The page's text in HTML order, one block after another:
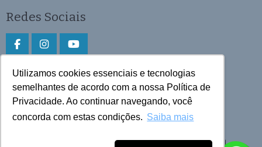
Utilizamos cookies essenciais e tecnologias
semelhantes de acordo com a nossa Política de
Privacidade. Ao continuar navegando, você
concorda com estas condições. Saiba mais
Redes Sociais
Faça download do aplicativo
Play Store e App Store
Todos os direitos reservados © 2026 Cruzeiro do Sul